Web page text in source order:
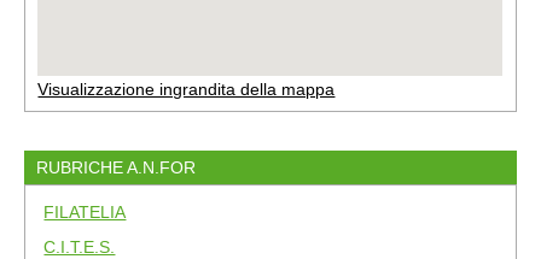
Visualizzazione ingrandita della mappa
RUBRICHE A.N.FOR
FILATELIA
C.I.T.E.S.